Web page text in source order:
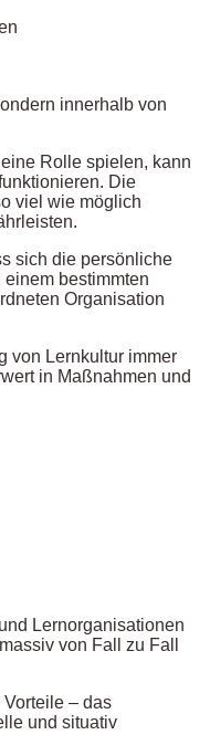
innerhalb von
Rolle spielen, kann
Die
viel wie möglich
sich die persönliche
bestimmten
Organisation
von Lernkultur immer
in Maßnahmen und
Lernorganisationen
von Fall zu Fall
– das
und situativ